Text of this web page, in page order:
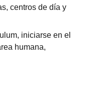
centros de día y
iniciarse en el
humana,